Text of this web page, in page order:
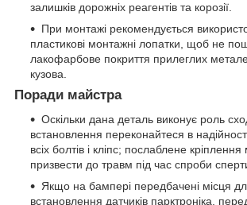
залишків дорожніх реагентів та корозії.
При монтажі рекомендується
пластикові монтажні лопатки, щоб не
лакофарбове покриття прилеглих
кузова.
Поради майстра
Оскільки дана деталь виконує роль
встановлення переконайтеся в
всіх болтів і кліпс; послаблене
призвести до травм під час спроби
Якщо на бампері передбачені місця
встановлення датчиків парктроніка,